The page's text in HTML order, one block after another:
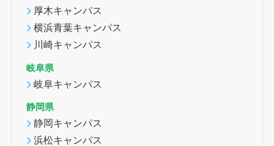
厚木キャンパス
横浜青葉キャンパス
川崎キャンパス
岐阜県
岐阜キャンパス
静岡県
静岡キャンパス
浜松キャンパス